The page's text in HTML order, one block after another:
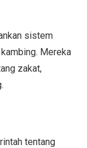
sistem
Mereka
zakat,
tentang